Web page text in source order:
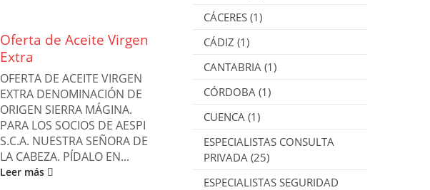
Oferta de Aceite Virgen
Extra
OFERTA DE ACEITE VIRGEN
EXTRA DENOMINACIÓN DE
ORIGEN SIERRA MÁGINA.
PARA LOS SOCIOS DE AESPI
S.C.A. NUESTRA SEÑORA DE
LA CABEZA. PÍDALO EN...
Leer más
General Optica
Como miembro de LA
Asociacion Española de
Sindrome de Piernas
General Optica queremos
agradecer su confianza y...
Leer más
CÁCERES (1)
CÁDIZ (1)
CANTABRIA (1)
CÓRDOBA (1)
CUENCA (1)
ESPECIALISTAS CONSULTA
PRIVADA (25)
ESPECIALISTAS SEGURIDAD